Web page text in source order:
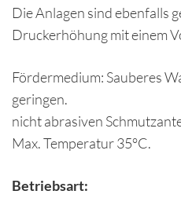
Die Anlagen sind ebenfalls
Druckerhöhung mit einem
Fördermedium: Sauberes
geringen.
nicht abrasiven
Max. Temperatur 35°C.
Betriebsart: